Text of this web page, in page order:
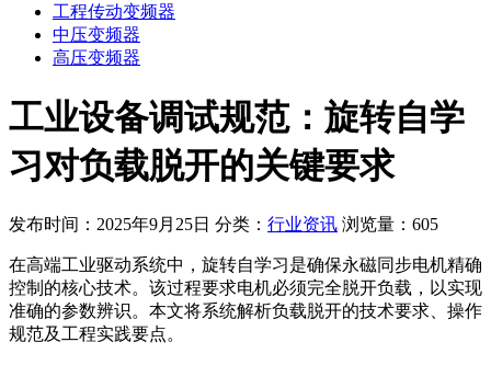
工程传动变频器
中压变频器
高压变频器
工业设备调试规范：旋转自学
习对负载脱开的关键要求
发布时间：2025年9月25日 分类： 行业资讯 浏览量：605
在高端工业驱动系统中，旋转自学习是确保永磁同步电机精确
控制的核心技术。该过程要求电机必须完全脱开负载，以实现
准确的参数辨识。本文将系统解析负载脱开的技术要求、操作
规范及工程实践要点。